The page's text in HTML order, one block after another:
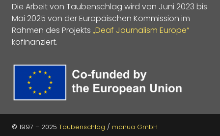
Die Arbeit von Taubenschlag wird von Juni 2023 bis
Mai 2025 von der Europäischen Kommission im
Rahmen des Projekts „Deaf Journalism Europe“
kofinanziert.
© 1997 – 2025 Taubenschlag / manua GmbH